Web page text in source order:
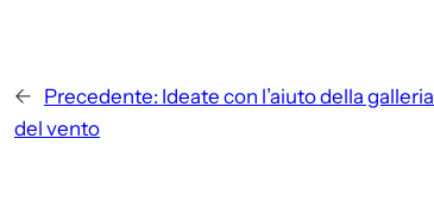
← Precedente: Ideate con l’aiuto della galleria
del vento